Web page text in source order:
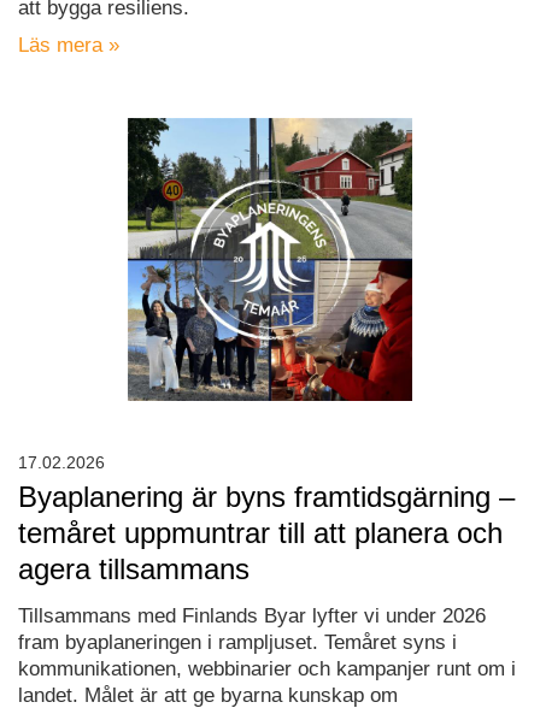
att bygga resiliens.
Läs mera »
Byaplanering är byns framtidsgärning –
temåret uppmuntrar till att planera och
agera tillsammans
Tillsammans med Finlands Byar lyfter vi under 2026
fram byaplaneringen i rampljuset. Temåret syns i
kommunikationen, webbinarier och kampanjer runt om i
landet. Målet är att ge byarna kunskap om
17.02.2026